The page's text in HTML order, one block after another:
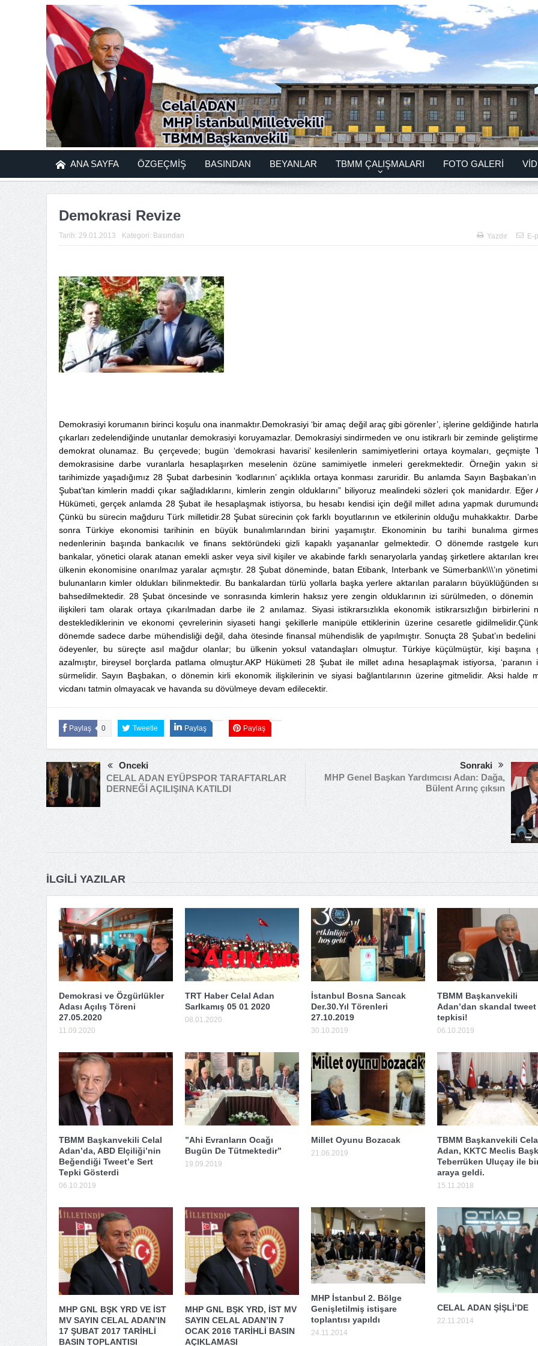
ANA SAYFA ÖZGEÇMİŞ BASINDAN BEYANLAR TBMM ÇALIŞMALARI FOTO GALERİ
Demokrasi Revize
Tarih: 29.01.2013 Kategori: Basından Yazdır E-
Demokrasiyi korumanın birinci koşulu ona inanmaktır.Demokrasiyi ‘bir amaç değil araç gibi görenler’, işlerine geldiğinde
çıkarları zedelendiğinde unutanlar demokrasiyi koruyamazlar. Demokrasiyi sindirmeden ve onu istikrarlı bir zeminde
demokrat olunamaz. Bu çerçevede; bugün ‘demokrasi havarisi’ kesilenlerin samimiyetlerini ortaya koymaları, geçmişte
demokrasisine darbe vuranlarla hesaplaşırken meselenin özüne samimiyetle inmeleri gerekmektedir. Örneğin yakın
tarihimizde yaşadığımız 28 Şubat darbesinin ‘kodlarının’ açıklıkla ortaya konması zaruridir. Bu anlamda Sayın Başbakan’ın
Şubat’tan kimlerin maddi çıkar sağladıklarını, kimlerin zengin olduklarını” biliyoruz mealindeki sözleri çok manidardır. Eğer
Hükümeti, gerçek anlamda 28 Şubat ile hesaplaşmak istiyorsa, bu hesabı kendisi için değil millet adına yapmak
Çünkü bu sürecin mağduru Türk milletidir.28 Şubat sürecinin çok farklı boyutlarının ve etkilerinin olduğu muhakkaktır.
sonra Türkiye ekonomisi tarihinin en büyük bunalımlarından birini yaşamıştır. Ekonominin bu tarihi bunalıma
nedenlerinin başında bankacılık ve finans sektöründeki gizli kapaklı yaşananlar gelmektedir. O dönemde rastgele
bankalar, yönetici olarak atanan emekli asker veya sivil kişiler ve akabinde farklı senaryolarla yandaş şirketlere aktarılan
ülkenin ekonomisine onarılmaz yaralar açmıştır. 28 Şubat döneminde, batan Etibank, Interbank ve Sümerbank\\\’ın
bulunanların kimler oldukları bilinmektedir. Bu bankalardan türlü yollarla başka yerlere aktarılan paraların büyüklüğünden
bahsedilmektedir. 28 Şubat öncesinde ve sonrasında kimlerin haksız yere zengin olduklarının izi sürülmeden, o dönemin
ilişkileri tam olarak ortaya çıkarılmadan darbe ile 2 anılamaz. Siyasi istikrarsızlıkla ekonomik istikrarsızlığın birbirlerini
desteklediklerinin ve ekonomi çevrelerinin siyaseti hangi şekillerle manipüle ettiklerinin üzerine cesaretle
dönemde sadece darbe mühendisliği değil, daha ötesinde finansal mühendislik de yapılmıştır. Sonuçta 28 Şubat’ın bedelini
ödeyenler, bu süreçte asıl mağdur olanlar; bu ülkenin yoksul vatandaşları olmuştur. Türkiye küçülmüştür, kişi başına
azalmıştır, bireysel borçlarda patlama olmuştur.AKP Hükümeti 28 Şubat ile millet adına hesaplaşmak istiyorsa, ‘paranın
sürmelidir. Sayın Başbakan, o dönemin kirli ekonomik ilişkilerinin ve siyasi bağlantılarının üzerine gitmelidir. Aksi halde
vicdanı tatmin olmayacak ve havanda su dövülmeye devam edilecektir.
Paylaş 0 Tweetle Paylaş Paylaş
Önceki
CELAL ADAN EYÜPSPOR TARAFTARLAR
DERNEĞİ AÇILIŞINA KATILDI
Sonraki
MHP Genel Başkan Yardımcısı Adan: Dağa,
Bülent Arınç çıksın
İLGILI YAZILAR
Demokrasi ve Özgürlükler
Adası Açılış Töreni
27.05.2020
11.09.2020
TRT Haber Celal Adan
SarIkamış 05 01 2020
08.01.2020
İstanbul Bosna Sancak
Der.30.Yıl Törenleri
27.10.2019
30.10.2019
TBMM Başkanvekili
Adan’dan skandal tweet
tepkisi!
06.10.2019
TBMM Başkanvekili Celal
Adan’da, ABD Elçiliği’nin
Beğendiği Tweet’e Sert
Tepki Gösterdi
06.10.2019
”Ahi Evranların Ocağı
Bugün De Tütmektedir”
19.09.2019
Millet Oyunu Bozacak
21.06.2019
TBMM Başkanvekili
Adan, KKTC Meclis
Teberrüken Uluçay ile
araya geldi.
15.11.2018
MHP GNL BŞK YRD VE İST
MV SAYIN CELAL ADAN’IN
17 ŞUBAT 2017 TARİHLİ
BASIN TOPLANTISI
MHP GNL BŞK YRD, İST MV
SAYIN CELAL ADAN’IN 7
OCAK 2016 TARİHLİ BASIN
AÇIKLAMASI
MHP İstanbul 2. Bölge
Genişletilmiş istişare
toplantısı yapıldı
24.11.2014
CELAL ADAN ŞİŞLİ’DE
22.11.2014
İstanbul Üniversitesi
Rektörlüğü Prof. Dr.
ERÖZ’ü anma günü
17.11.2022